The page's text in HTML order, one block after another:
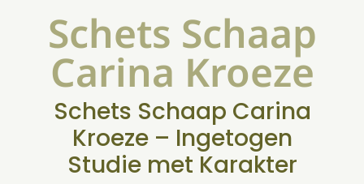
Schets Schaap
Carina Kroeze
Schets Schaap Carina
Kroeze – Ingetogen
Studie met Karakter